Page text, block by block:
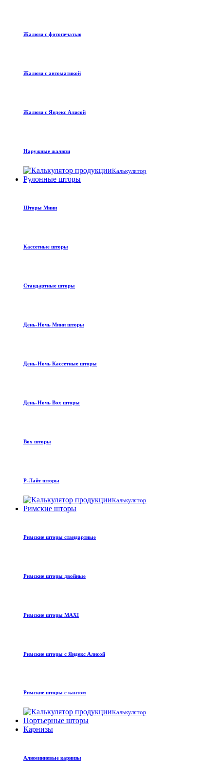
Жалюзи с фотопечатью
Жалюзи с автоматикой
Жалюзи с Яндекс Алисой
Наружные жалюзи
Калькулятор
Рулонные шторы
Шторы Мини
Кассетные шторы
Стандартные шторы
День-Ночь Мини шторы
День-Ночь Кассетные шторы
День-Ночь Box шторы
Box шторы
Р-Лайт шторы
Калькулятор
Римские шторы
Римские шторы стандартные
Римские шторы двойные
Римские шторы MAXI
Римские шторы с Яндекс Алисой
Римские шторы с кантом
Калькулятор
Портьерные шторы
Карнизы
Алюминиевые карнизы